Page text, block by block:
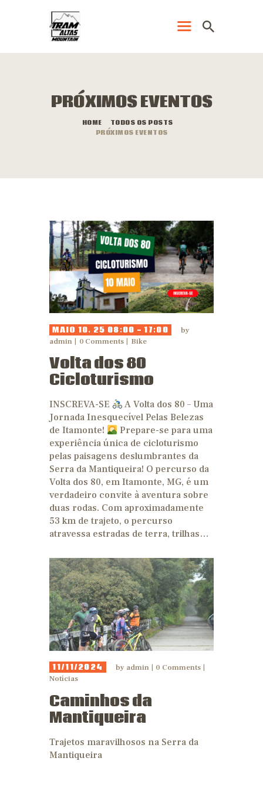
PRÓXIMOS EVENTOS
HOME
TODOS OS POSTS
PRÓXIMOS EVENTOS
PÁGINA PRINCIPAL
LOJA
CRONOMETRAGEM
RESULTADOS
MAIO 10. 25 08:00 - 17:00
by
admin
0 Comments Bike
Volta dos 80
Cicloturismo
INSCREVA-SE
A Volta dos 80 – Uma
Jornada Inesquecível Pelas Belezas
de Itamonte!
Prepare-se para uma
experiência única de cicloturismo
pelas paisagens deslumbrantes da
Serra da Mantiqueira! O percurso da
Volta dos 80, em Itamonte, MG, é um
verdadeiro convite à aventura sobre
duas rodas. Com aproximadamente
53 km de trajeto, o percurso
atravessa estradas de terra, trilhas…
11/11/2024 by admin 0 Comments
Notícias
Caminhos da
Mantiqueira
Trajetos maravilhosos na Serra da
Mantiqueira